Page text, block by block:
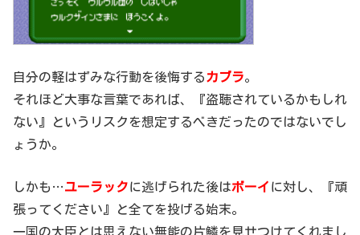
自分の軽はずみな行動を後悔する カブラ。
それほど大事な言葉であれば、『盗聴されているかもしれ
ない』というリスクを想定するべきだったのではないでし
ょうか。
しかも…ユーラックに逃げられた後はボーイ に対し、『頑
張ってください』と全てを投げる始末。
一国の大臣とは思えない無能の片鱗を見せつけてくれまし